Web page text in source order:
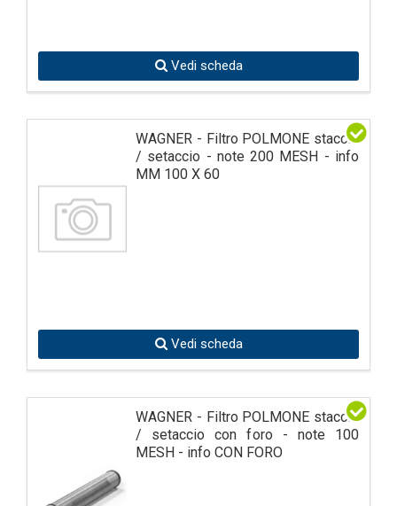
Vedi scheda
WAGNER - Filtro POLMONE staccio
/ setaccio - note 200 MESH - info
MM 100 X 60
Vedi scheda
WAGNER - Filtro POLMONE staccio
/ setaccio con foro - note 100
MESH - info CON FORO